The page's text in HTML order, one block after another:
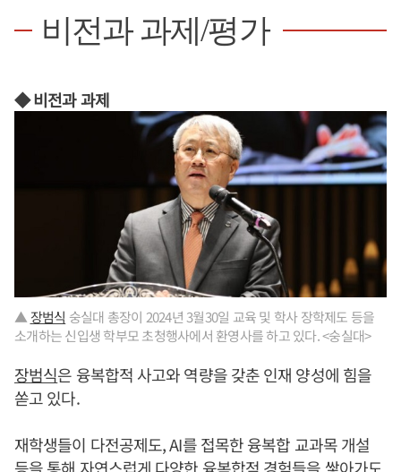
비전과 과제/평가
◆ 비전과 과제
▲ 장범식 숭실대 총장이 2024년 3월30일 교육 및 학사 장학제도 등을
소개하는 신입생 학부모 초청행사에서 환영사를 하고 있다. <숭실대>
장범식은 융복합적 사고와 역량을 갖춘 인재 양성에 힘을
쏟고 있다.
재학생들이 다전공제도, AI를 접목한 융복합 교과목 개설